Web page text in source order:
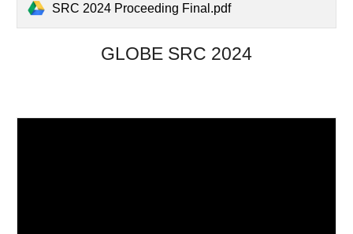
SRC 2024 Proceeding Final.pdf
GLOBE SRC 2024